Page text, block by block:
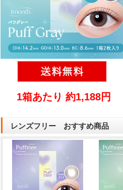
1箱あたり 約1,188円
レンズフリー おすすめ商品